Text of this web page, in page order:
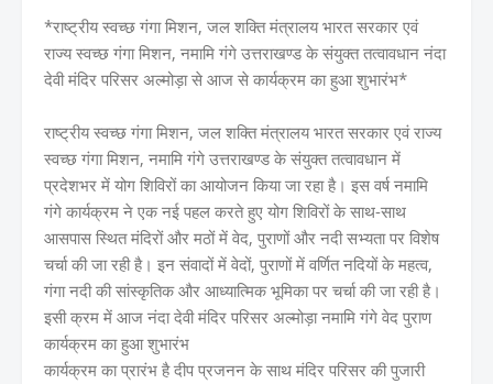
*राष्ट्रीय स्वच्छ गंगा मिशन, जल शक्ति मंत्रालय भारत सरकार एवं
राज्य स्वच्छ गंगा मिशन, नमामि गंगे उत्तराखण्ड के संयुक्त तत्वावधान नंदा
देवी मंदिर परिसर अल्मोड़ा से आज से कार्यक्रम का हुआ शुभारंभ*
राष्ट्रीय स्वच्छ गंगा मिशन, जल शक्ति मंत्रालय भारत सरकार एवं राज्य
स्वच्छ गंगा मिशन, नमामि गंगे उत्तराखण्ड के संयुक्त तत्वावधान में
प्रदेशभर में योग शिविरों का आयोजन किया जा रहा है। इस वर्ष नमामि
गंगे कार्यक्रम ने एक नई पहल करते हुए योग शिविरों के साथ-साथ
आसपास स्थित मंदिरों और मठों में वेद, पुराणों और नदी सभ्यता पर विशेष
चर्चा की जा रही है। इन संवादों में वेदों, पुराणों में वर्णित नदियों के महत्व,
गंगा नदी की सांस्कृतिक और आध्यात्मिक भूमिका पर चर्चा की जा रही है।
इसी क्रम में आज नंदा देवी मंदिर परिसर अल्मोड़ा नमामि गंगे वेद पुराण
कार्यक्रम का हुआ शुभारंभ
कार्यक्रम का प्रारंभ है दीप प्रजनन के साथ मंदिर परिसर की पुजारी